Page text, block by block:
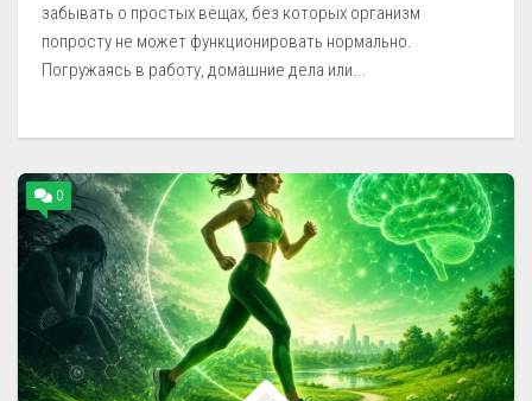
забывать о простых вещах, без которых организм
попросту не может функционировать нормально.
Погружаясь в работу, домашние дела или...
0